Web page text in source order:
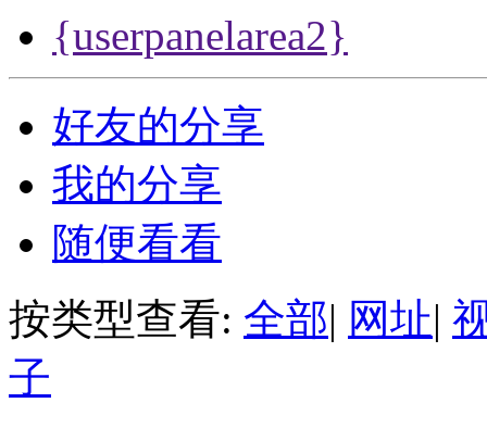
{userpanelarea2}
好友的分享
我的分享
随便看看
按类型查看: 全部| 网址|
子